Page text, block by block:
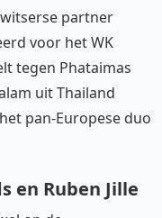
partner
voor het WK
tegen Phataimas
uit Thailand
pan-Europese duo
en Ruben Jille